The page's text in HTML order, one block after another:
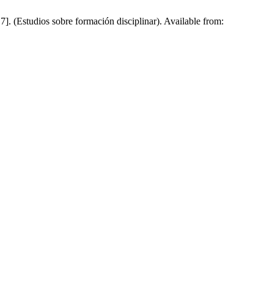
(Estudios sobre formación disciplinar). Available from: